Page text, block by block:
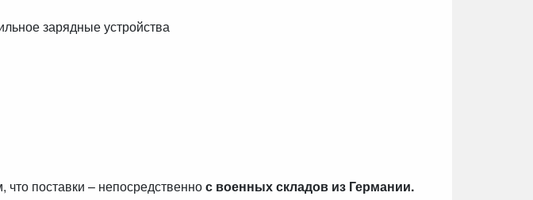
зарядные устройства
что поставки – непосредственнос военных складов из Германии.